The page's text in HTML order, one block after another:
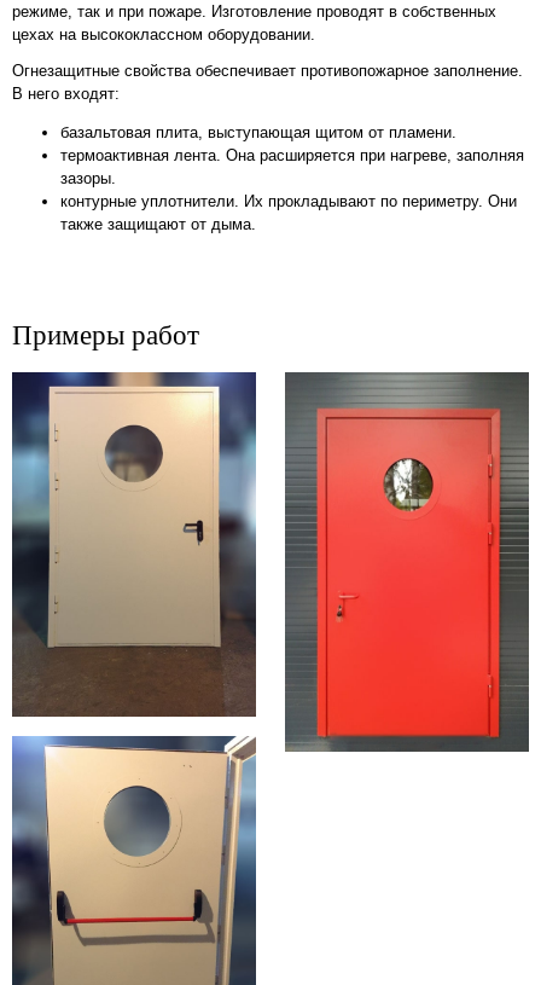
режиме, так и при пожаре. Изготовление проводят в собственных
цехах на высококлассном оборудовании.
Огнезащитные свойства обеспечивает противопожарное заполнение.
В него входят:
базальтовая плита, выступающая щитом от пламени.
термоактивная лента. Она расширяется при нагреве, заполняя
зазоры.
контурные уплотнители. Их прокладывают по периметру. Они
также защищают от дыма.
Примеры работ